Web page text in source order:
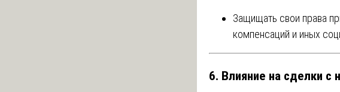
Защищать свои права
компенсаций и иных
6. Влияние на сделки